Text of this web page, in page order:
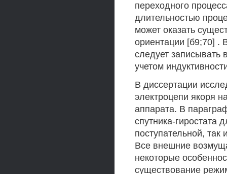
переходного
длительностью
может оказать
ориентации [б9;70] .
следует записывать
учетом
В диссертации
электроцепи якоря
аппарата. В
спутника-гиростата
поступательной, так
Все внешние
некоторые
существование